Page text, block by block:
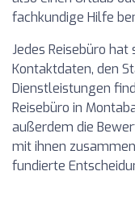
fachkundige Hilfe
Jedes Reisebüro hat
Kontaktdaten, den
Dienstleistungen
Reisebüro in
außerdem die
mit ihnen
fundierte